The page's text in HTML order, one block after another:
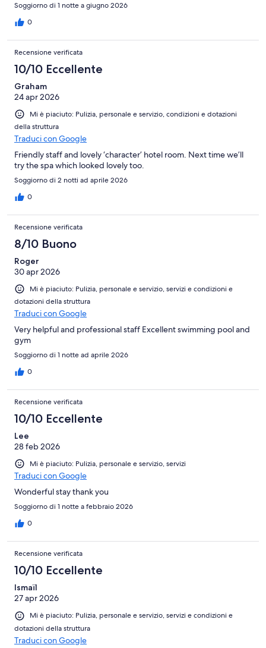
Soggiorno di 1 notte a giugno 2026
0
Recensione verificata
10/10 Eccellente
Graham
24 apr 2026
Mi è piaciuto: Pulizia, personale e servizio, condizioni e dotazioni
della struttura
Traduci con Google
Friendly staff and lovely ‘character’ hotel room. Next time we’ll
try the spa which looked lovely too.
Soggiorno di 2 notti ad aprile 2026
0
Recensione verificata
8/10 Buono
Roger
30 apr 2026
Mi è piaciuto: Pulizia, personale e servizio, servizi e condizioni e
dotazioni della struttura
Traduci con Google
Very helpful and professional staff Excellent swimming pool and
gym
Soggiorno di 1 notte ad aprile 2026
0
Recensione verificata
10/10 Eccellente
Lee
28 feb 2026
Mi è piaciuto: Pulizia, personale e servizio, servizi
Traduci con Google
Wonderful stay thank you
Soggiorno di 1 notte a febbraio 2026
0
Recensione verificata
10/10 Eccellente
Ismaïl
27 apr 2026
Mi è piaciuto: Pulizia, personale e servizio, servizi e condizioni e
dotazioni della struttura
Traduci con Google